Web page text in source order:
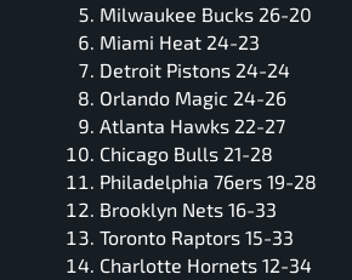
Milwaukee Bucks 26-20
Miami Heat 24-23
Detroit Pistons 24-24
Orlando Magic 24-26
Atlanta Hawks 22-27
Chicago Bulls 21-28
Philadelphia 76ers 19-28
Brooklyn Nets 16-33
Toronto Raptors 15-33
Charlotte Hornets 12-34